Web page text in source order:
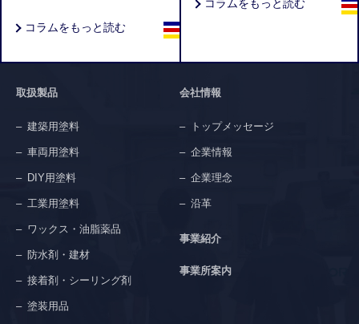
コラムをもっと読む
コラムをもっと読む
取扱製品
建築用塗料
車両用塗料
DIY用塗料
工業用塗料
ワックス・油脂薬品
防水剤・建材
接着剤・シーリング剤
塗装用品
会社情報
トップメッセージ
企業情報
企業理念
沿革
事業紹介
事業所案内